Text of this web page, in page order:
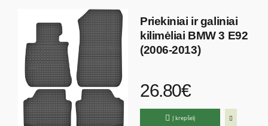
Priekiniai ir galiniai
kilimėliai BMW 3 E92
(2006-2013)
26.80€
Į krepšelį